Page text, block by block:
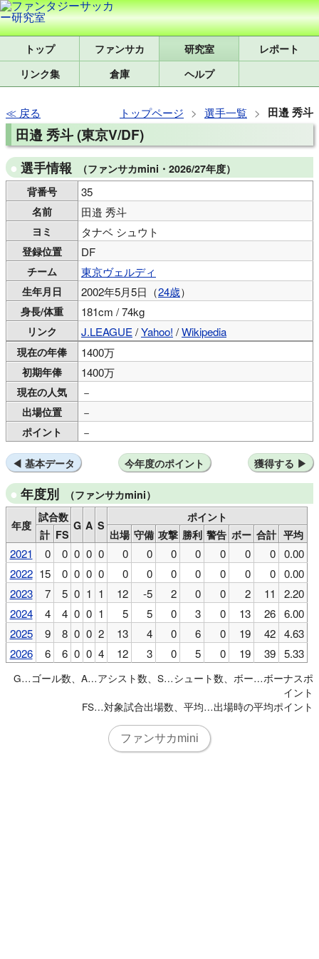
トップ 研究室
レポート
リンク集
倉庫 ヘルプ
戻る トップページ 選手一覧 田邉 秀斗
田邉 秀斗 (東京V/DF)
選手情報
（ファンサカmini・2026/27年度）
背番号
35
名前 田邉 秀斗
ヨミ タナベ シュウト
登録位置 DF
チーム 東京ヴェルディ
生年月日 2002年5月5日（24歳）
身長/体重 181cm / 74kg
リンク J.LEAGUE /Yahoo! /Wikipedia
現在の年俸 1400万
初期年俸 1400万
現在の人気 －
出場位置 －
ポイント －
基本データ 今年度のポイント 獲得する
年度別 （ファンサカmini）
年度
試合数
G A S
ポイント
計 FS 出場 守備 攻撃 勝利 警告 ボー 合計 平均
2021 0 0 0 0 0 0 0 0 0 0 0 0 0.00
2022 15 0 0 0 0 0 0 0 0 0 0 0 0.00
2023
7 5 0 1 1 12 -5 2 0 0 2 11
2.20
2024
4 4 0 0 1 5 5 0 3 0 13 26 6.00
2025
9 8 0 0 2 13 4 0 6 0 19 42 4.63
2026
6 6 0 0 4 12 3 0 5 0 19 39 5.33
G…ゴール数、A…アシスト数、S…シュート数、ボー…ボーナスポ
イント
FS…対象試合出場数、平均…出場時の平均ポイント
ファンサカmini